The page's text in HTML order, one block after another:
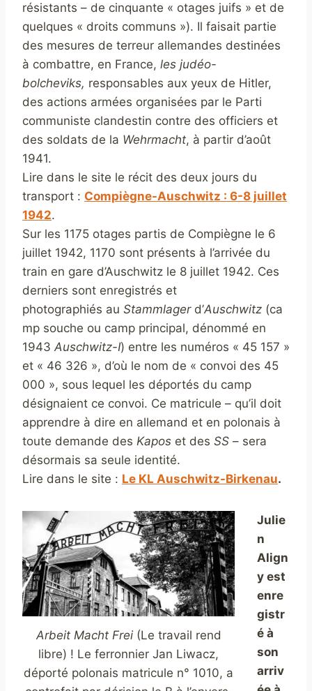
résistants – de cinquante « otages juifs » et de
quelques « droits communs »). Il faisait partie
des mesures de terreur allemandes destinées
à combattre, en France, les judéo-
bolcheviks, responsables aux yeux de Hitler,
des actions armées organisées par le Parti
communiste clandestin contre des officiers et
des soldats de la Wehrmacht, à partir d’août
1941.
Lire dans le site le récit des deux jours du
transport : Compiègne-Auschwitz : 6-8 juillet
1942.
Sur les 1175 otages partis de Compiègne le 6
juillet 1942, 1170 sont présents à l’arrivée du
train en gare d’Auschwitz le 8 juillet 1942. Ces
derniers sont enregistrés et
photographiés au Stammlagerd’Auschwitz (ca
mp souche ou camp principal, dénommé en
1943 Auschwitz-I) entre les numéros « 45 157 »
et « 46 326 », d’où le nom de « convoi des 45
000 », sous lequel les déportés du camp
désignaient ce convoi. Ce matricule – qu’il doit
apprendre à dire en allemand et en polonais à
toute demande des Kapos et des SS – sera
désormais sa seule identité.
Lire dans le site : Le KL Auschwitz-Birkenau.
Arbeit Macht Frei(Le travail rend
libre) ! Le ferronnier Jan Liwacz,
déporté polonais matricule n° 1010, a
Julie
n
Align
y est
enre
gistr
é à
son
arriv